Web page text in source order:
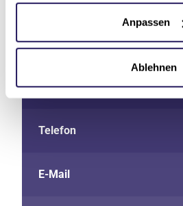
Anpassen
Ablehnen
Adresse
Telefon
E-Mail